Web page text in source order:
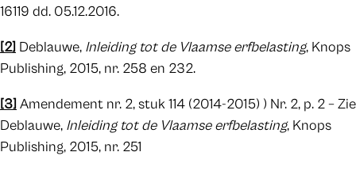
16119 dd. 05.12.2016.
[2] Deblauwe, Inleiding tot de Vlaamse erfbelasting, Knops
Publishing, 2015, nr. 258 en 232.
[3] Amendement nr. 2, stuk 114 (2014-2015) ) Nr. 2, p. 2 – Zie
Deblauwe, Inleiding tot de Vlaamse erfbelasting, Knops
Publishing, 2015, nr. 251